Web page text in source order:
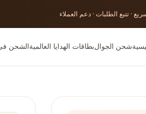
· تتبع الطلبات · دعم العملاء
شحن الجوالبطاقات الهدايا العالميةالشحن